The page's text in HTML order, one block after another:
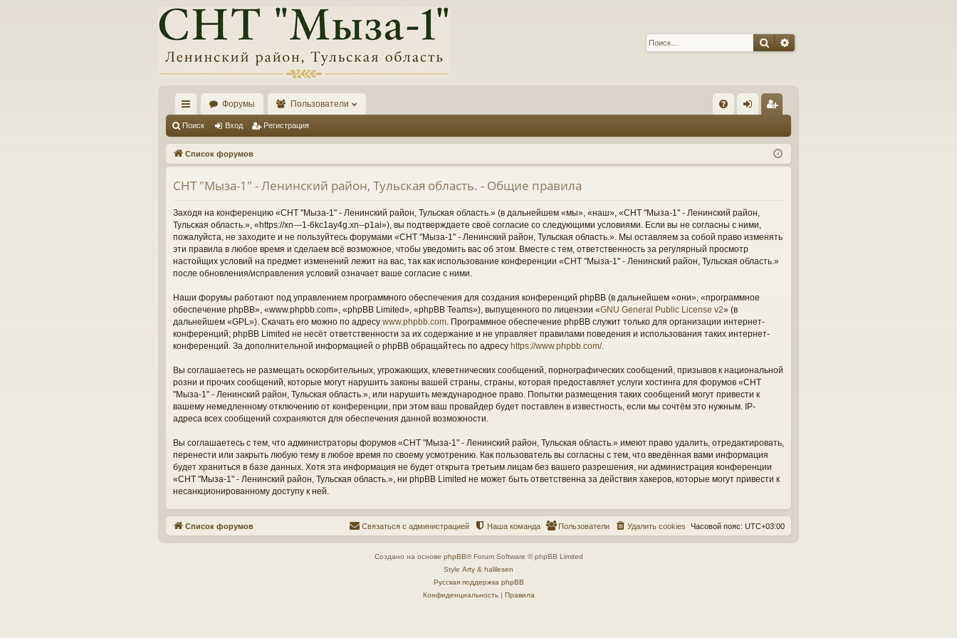
ПоискРасширенный поиск
с
ы
лк
и
Форумы Пользователи
Q д ис
тр
Поиск Вход Регистрация
Список форумов
СНТ "Мыза-1" - Ленинский район, Тульская область. - Общие правила
Заходя на конференцию «СНТ "Мыза-1" - Ленинский район, Тульская область.» (в дальнейшем «мы», «наш», «СНТ "Мыза-1" - Ленинский район,
Тульская область.», «https://xn---1-6kc1ay4g.xn--p1ai»), вы подтверждаете своё согласие со следующими условиями. Если вы не согласны с ними,
пожалуйста, не заходите и не пользуйтесь форумами «СНТ "Мыза-1" - Ленинский район, Тульская область.». Мы оставляем за собой право изменять
эти правила в любое время и сделаем всё возможное, чтобы уведомить вас об этом. Вместе с тем, ответственность за регулярный просмотр
настойщих условий на предмет изменений лежит на вас, так как использование конференции «СНТ "Мыза-1" - Ленинский район, Тульская область.»
после обновления/исправления условий означает ваше согласие с ними.
Наши форумы работают под управлением программного обеспечения для создания конференций phpBB (в дальнейшем «они», «программное
обеспечение phpBB», «www.phpbb.com», «phpBB Limited», «phpBB Teams»), выпущенного по лицензии «GNU General Public License v2» (в
дальнейшем «GPL»). Скачать его можно по адресу www.phpbb.com . Программное обеспечение phpBB служит только для организации интернет-
конференций; phpBB Limited не несёт ответственности за их содержание и не управляет правилами поведения и использования таких интернет-
конференций. За дополнительной информацией о phpBB обращайтесь по адресу https://www.phpbb.com/.
Вы соглашаетесь не размещать оскорбительных, угрожающих, клеветнических сообщений, порнографических сообщений, призывов к национальной
розни и прочих сообщений, которые могут нарушить законы вашей страны, страны, которая предоставляет услуги хостинга для форумов «СНТ
"Мыза-1" - Ленинский район, Тульская область.», или нарушить международное право. Попытки размещения таких сообщений могут привести к
вашему немедленному отключению от конференции, при этом ваш провайдер будет поставлен в известность, если мы сочтём это нужным. IP-
адреса всех сообщений сохраняются для обеспечения данной возможности.
Вы соглашаетесь с тем, что администраторы форумов «СНТ "Мыза-1" - Ленинский район, Тульская область.» имеют право удалить, отредактировать,
перенести или закрыть любую тему в любое время по своему усмотрению. Как пользователь вы согласны с тем, что введённая вами информация
будет храниться в базе данных. Хотя эта информация не будет открыта третьим лицам без вашего разрешения, ни администрация конференции
«СНТ "Мыза-1" - Ленинский район, Тульская область.», ни phpBB Limited не может быть ответственна за действия хакеров, которые могут привести к
несанкционированному доступу к ней.
Список форумов Часовой пояс: UTC+03:00
Удалить cookies
Пользователи
Наша команда
Связаться с администрацией
Создано на основе phpBB® Forum Software © phpBB Limited
Style Arty & halilesen
Русская поддержка phpBB
Конфиденциальность| Правила